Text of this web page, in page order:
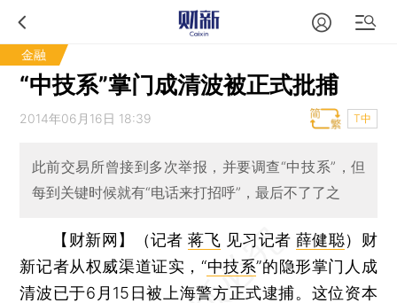
金融
“中技系”掌门成清波被正式批捕
2014年06月16日 18:39 T中
此前交易所曾接到多次举报，并要调查“中技系”，但
每到关键时候就有“电话来打招呼”，最后不了了之
【财新网】（记者蒋飞 见习记者 薛健聪） 财
新记者从权威渠道证实，“中技系”的隐形掌门人成
清波已于6月15日被上海警方正式逮捕。这位资本